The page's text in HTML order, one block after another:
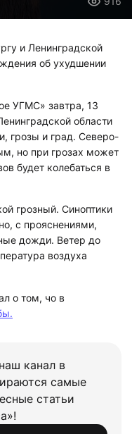
и Ленинградской
об ухудшении
УГМС» завтра, 13
области
грозы и град. Северо-
но при грозах может
будет колебаться в
грозный. Синоптики
с прояснениями,
дожди. Ветер до
воздуха
о том, чо в
канал в
самые
статьи